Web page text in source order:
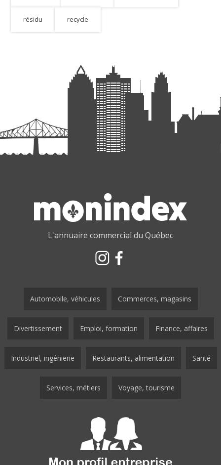
résidu recycle
L'annuaire commercial du Québec
Automobile, véhicules Commerces, magasins
Divertissement Emploi, formation Finance, affaires
Industriel, ingénierie Restaurants, alimentation Santé
Services, métiers Voyage, tourisme